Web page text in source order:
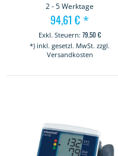
2 - 5 Werktage
94,61 € *
79,50 €
*) inkl. gesetzl. MwSt. zzgl.
Versandkosten